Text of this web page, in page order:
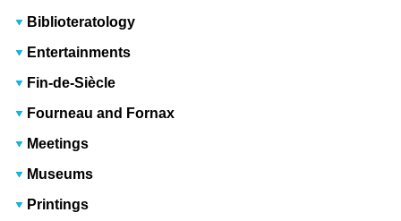
Biblioteratology
Entertainments
Fin-de-Siècle
Fourneau and Fornax
Meetings
Museums
Printings